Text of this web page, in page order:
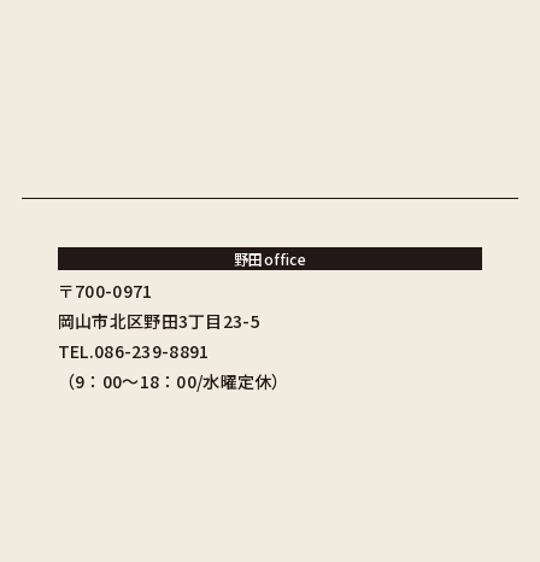
野田office
〒700-0971
岡山市北区野田3丁目23-5
TEL.086-239-8891
（9：00〜18：00/水曜定休）